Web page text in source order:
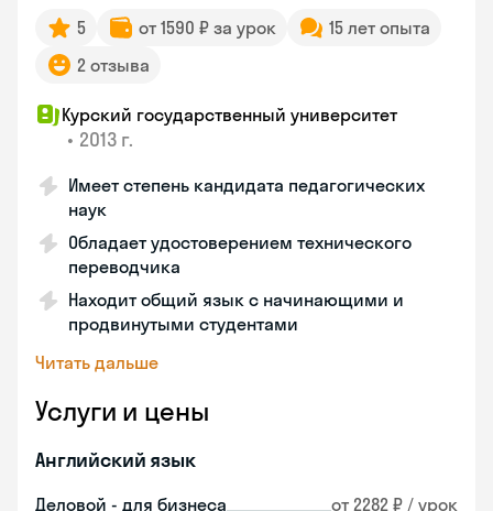
5 от 1590 ₽ за урок
15 лет опыта
2 отзыва
Курский государственный университет
• 2013 г.
Имеет степень кандидата педагогических
наук
Обладает удостоверением технического
переводчика
Находит общий язык с начинающими и
продвинутыми студентами
Читать дальше
Услуги и цены
Английский язык
Деловой - для бизнеса от 2282 ₽ / урок